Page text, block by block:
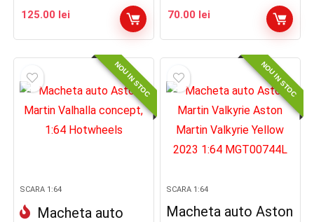
125.00 lei 70.00 lei
NOU IN STOC
SCARA 1:64
Macheta auto
NOU IN STOC
SCARA 1:64
Macheta auto Aston